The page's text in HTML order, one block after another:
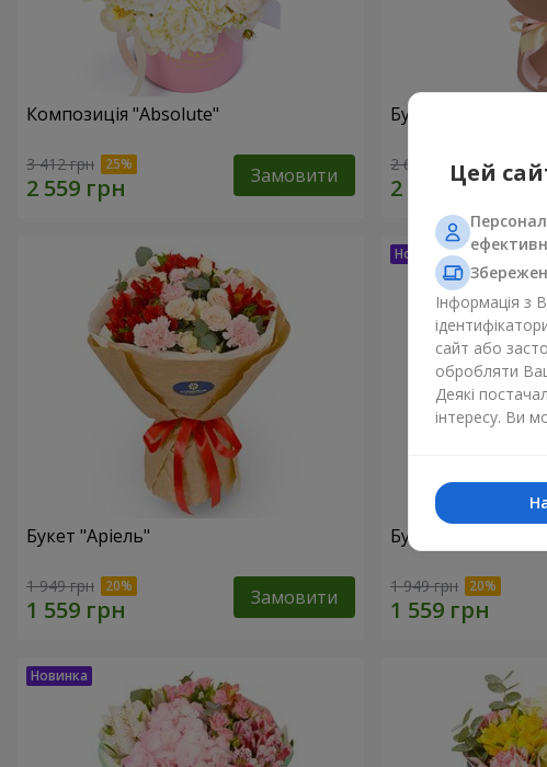
Композиція "Absolute"
3 412 грн Замовити
Букет "Шедевр"
2 624 грн
Букет "Аріель"
1 949 грн Замовити
Букет "Світлана"
1 949 грн
Цей
Інформація з
сайт або
обробляти
Деякі
інтересу. Ви